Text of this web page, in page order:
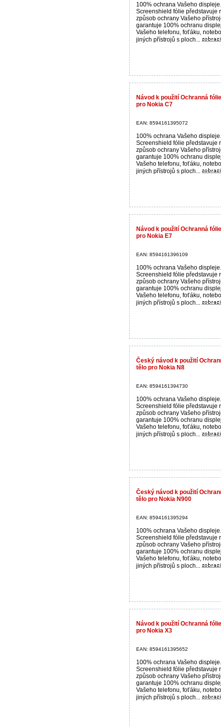
100% ochrana Vašeho displeje.
Screenshield fólie představuje
způsob ochrany Vašeho
garantuje 100% ochranu
Vašeho telefonu, foťáku,
jiných přístrojů s ploch...
Návod k použití Ochranná
pro Nokia C7
EAN: 8594161395072
100% ochrana Vašeho displeje.
Screenshield fólie představuje
způsob ochrany Vašeho
garantuje 100% ochranu
Vašeho telefonu, foťáku,
jiných přístrojů s ploch...
Návod k použití Ochranná
pro Nokia E7
EAN: 8594161396109
100% ochrana Vašeho displeje.
Screenshield fólie představuje
způsob ochrany Vašeho
garantuje 100% ochranu
Vašeho telefonu, foťáku,
jiných přístrojů s ploch...
Český návod k použití
tělo pro Nokia N8
EAN: 8594161394730
100% ochrana Vašeho displeje.
Screenshield fólie představuje
způsob ochrany Vašeho
garantuje 100% ochranu
Vašeho telefonu, foťáku,
jiných přístrojů s ploch...
Český návod k použití
tělo pro Nokia N900
EAN: 8594161395294
100% ochrana Vašeho displeje.
Screenshield fólie představuje
způsob ochrany Vašeho
garantuje 100% ochranu
Vašeho telefonu, foťáku,
jiných přístrojů s ploch...
Návod k použití Ochranná
pro Nokia X3
EAN: 8594161395652
100% ochrana Vašeho displeje.
Screenshield fólie představuje
způsob ochrany Vašeho
garantuje 100% ochranu
Vašeho telefonu, foťáku,
jiných přístrojů s ploch...